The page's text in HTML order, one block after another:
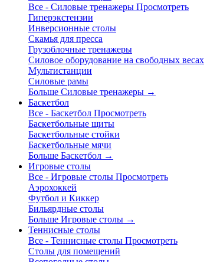
Все - Силовые тренажеры Просмотреть
Гиперэкстензии
Инверсионные столы
Скамья для пресса
Грузоблочные тренажеры
Силовое оборудование на свободных весах
Мультистанции
Силовые рамы
Больше Силовые тренажеры →
Баскетбол
Все - Баскетбол Просмотреть
Баскетбольные щиты
Баскетбольные стойки
Баскетбольные мячи
Больше Баскетбол →
Игровые столы
Все - Игровые столы Просмотреть
Аэрохоккей
Футбол и Киккер
Бильярдные столы
Больше Игровые столы →
Теннисные столы
Все - Теннисные столы Просмотреть
Столы для помещений